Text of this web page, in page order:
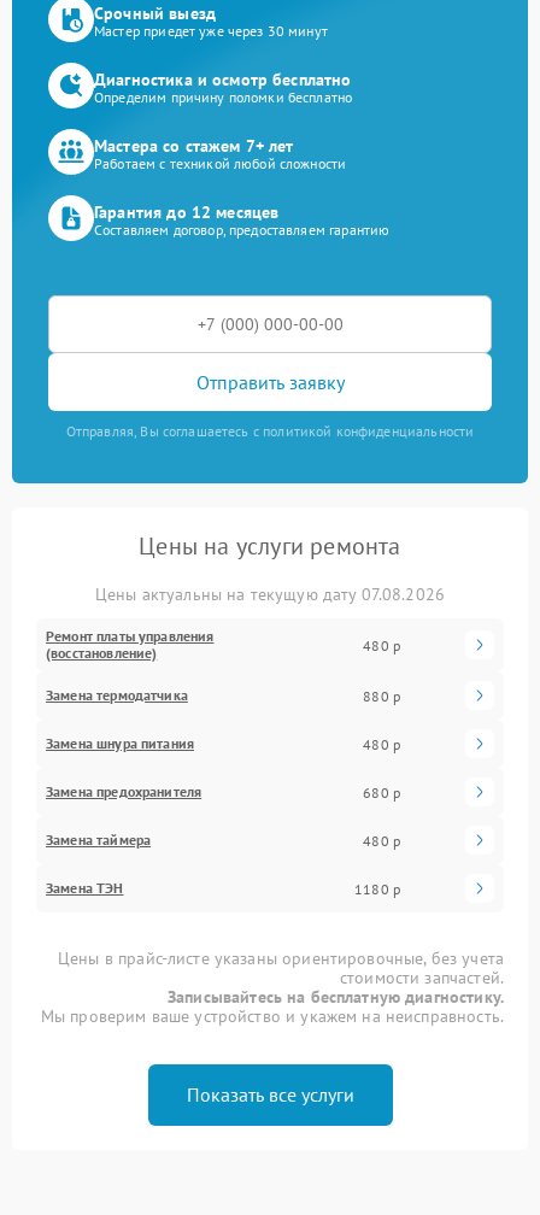
Срочный выезд
Мастер приедет уже через 30 минут
Диагностика и осмотр бесплатно
Определим причину поломки бесплатно
Мастера со стажем 7+ лет
Работаем с техникой любой сложности
Гарантия до 12 месяцев
Составляем договор, предоставляем гарантию
Отправить заявку
Отправляя, Вы соглашаетесь с политикой конфиденциальности
Цены на услуги ремонта
Цены актуальны на текущую дату 07.08.2026
Ремонт платы управления
(восстановление)
480 р
Замена термодатчика 880 р
Замена шнура питания 480 р
Замена предохранителя 680 р
Замена таймера 480 р
Замена ТЭН 1180 р
Цены в прайс-листе указаны ориентировочные, без учета
стоимости запчастей.
Записывайтесь на бесплатную диагностику.
Мы проверим ваше устройство и укажем на неисправность.
Показать все услуги